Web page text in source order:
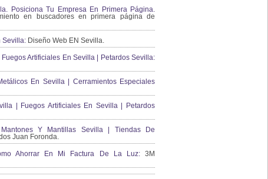
Posiciona Tu Empresa En Primera Página.
en buscadores en primera página de
Sevilla: Diseño Web EN Sevilla.
Artificiales En Sevilla | Petardos Sevilla:
En Sevilla | Cerramientos Especiales
| Fuegos Artificiales En Sevilla | Petardos
Y Mantillas Sevilla | Tiendas De
Juan Foronda.
Ahorrar En Mi Factura De La Luz:3M